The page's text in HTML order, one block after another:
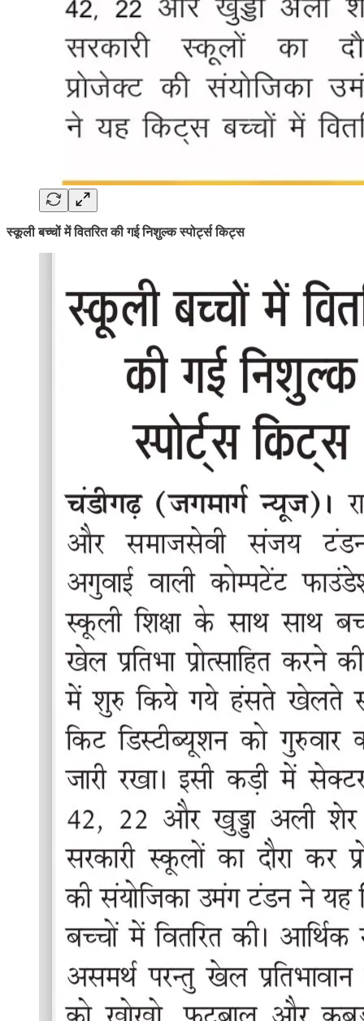
स्कूली बच्चों में वितरित की गई निशुल्क स्पोर्ट्स किट्स